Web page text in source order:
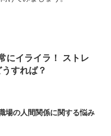
にイライラ！ ストレ
すれば？
場の人間関係に関する悩み